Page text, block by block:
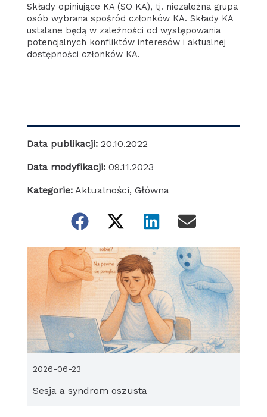
Składy opiniujące KA (SO KA), tj. niezależna grupa
osób wybrana spośród członków KA. Składy KA
ustalane będą w zależności od występowania
potencjalnych konfliktów interesów i aktualnej
dostępności członków KA.
Data publikacji: 20.10.2022
Data modyfikacji: 09.11.2023
Kategorie: Aktualności, Główna
Sesja a syndrom oszusta
2026-06-23